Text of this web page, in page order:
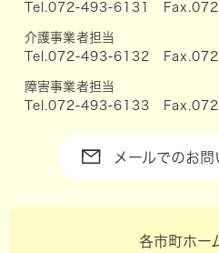
Tel.072-493-6131
介護事業者担当
Tel.072-493-6132
障害事業者担当
Tel.072-493-6133
メールでのお
各市町ホー